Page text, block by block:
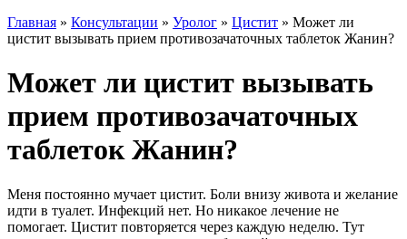
Главная » Консультации » Уролог » Цистит » Может ли
цистит вызывать прием противозачаточных таблеток Жанин?
Может ли цистит вызывать
прием противозачаточных
таблеток Жанин?
Меня постоянно мучает цистит. Боли внизу живота и желание
идти в туалет. Инфекций нет. Но никакое лечение не
помогает. Цистит повторяется через каждую неделю. Тут